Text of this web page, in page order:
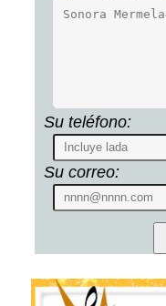
Su teléfono:
Su correo: